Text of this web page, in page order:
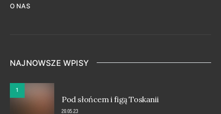
O NAS
NAJNOWSZE WPISY
1
Pod słońcem i figą Toskanii
20.05.23